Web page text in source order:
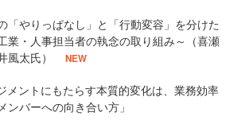
「やりっぱなし」と「行動変容」を分けた
業・人事担当者の執念の取り組み～（喜瀬
風太氏）
NEW
メントにもたらす本質的変化は、業務効率
ンバーへの向き合い方」